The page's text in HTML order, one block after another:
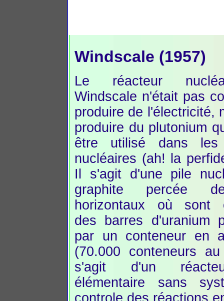
Windscale (1957)
Le réacteur
Windscale n'était pas
produire de l'électricité,
produire du plutonium
être utilisé dans les
nucléaires (ah! la
Il s'agit d'une pile
graphite percée
horizontaux où sont
des barres d'uranium
par un conteneur en
(70.000 conteneurs
s'agit d'un
élémentaire sans